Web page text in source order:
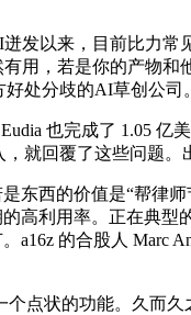
以来，目前比力常
用，若是你的产物
处分歧的AI草创公司
也完成了 1.05 亿
回覆了这些问题。
西的价值是“帮律
高利用率。正在典
的合股人 Marc
状的功能。久而久